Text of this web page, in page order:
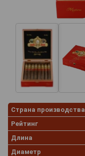
Страна производства
Рейтинг
Длина
Диаметр